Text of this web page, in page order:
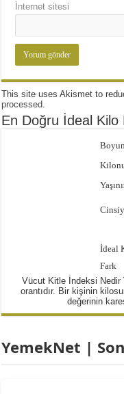
İnternet sitesi
This site uses Akismet to
processed
En Doğru İdeal Kilo
İdeal
Fark
Vücut Kitle İndeksi
orantıdır. Bir kişinin
değerinin
YemekNet |